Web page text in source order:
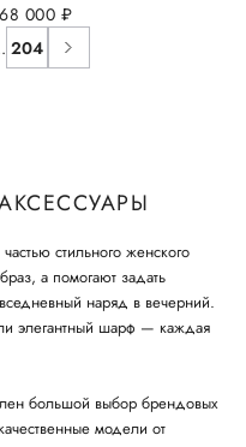
68 000 руб.
204
стильного женского
а помогают задать
наряд в вечерний.
элегантный шарф — каждая
большой выбор брендовых
модели от